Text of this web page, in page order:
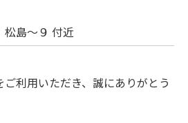
島～９ 付近
利用いただき、誠にありがとう